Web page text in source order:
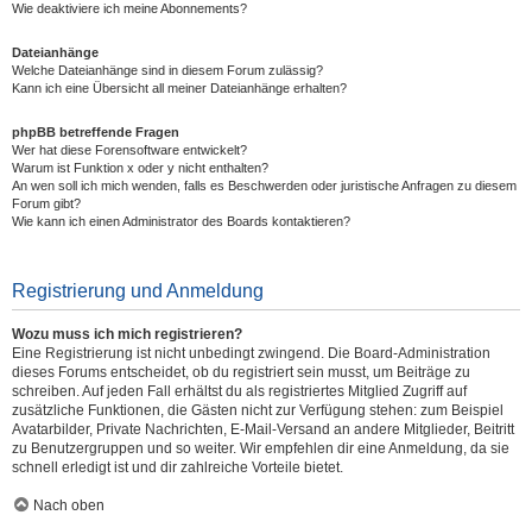
Wie deaktiviere ich meine Abonnements?
Dateianhänge
Welche Dateianhänge sind in diesem Forum zulässig?
Kann ich eine Übersicht all meiner Dateianhänge erhalten?
phpBB betreffende Fragen
Wer hat diese Forensoftware entwickelt?
Warum ist Funktion x oder y nicht enthalten?
An wen soll ich mich wenden, falls es Beschwerden oder juristische Anfragen zu diesem
Forum gibt?
Wie kann ich einen Administrator des Boards kontaktieren?
Registrierung und Anmeldung
Wozu muss ich mich registrieren?
Eine Registrierung ist nicht unbedingt zwingend. Die Board-Administration
dieses Forums entscheidet, ob du registriert sein musst, um Beiträge zu
schreiben. Auf jeden Fall erhältst du als registriertes Mitglied Zugriff auf
zusätzliche Funktionen, die Gästen nicht zur Verfügung stehen: zum Beispiel
Avatarbilder, Private Nachrichten, E-Mail-Versand an andere Mitglieder, Beitritt
zu Benutzergruppen und so weiter. Wir empfehlen dir eine Anmeldung, da sie
schnell erledigt ist und dir zahlreiche Vorteile bietet.
Nach oben